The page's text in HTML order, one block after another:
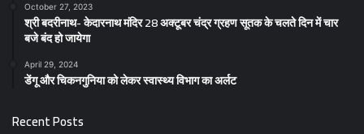
October 27, 2023
श्री बदरीनाथ- केदारनाथ मंदिर 28 अक्टूबर चंद्र ग्रहण सूतक के चलते दिन में चार
बजे बंद हो जायेगा
April 29, 2024
डेंगू और चिकनगुनिया को लेकर स्वास्थ्य विभाग का अर्लट
Recent Posts